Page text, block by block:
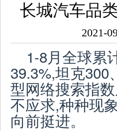
长城汽车品
2021-
1-8月全球累
39.3%,坦克
型网络搜索指
不应求,种种现
向前挺进。